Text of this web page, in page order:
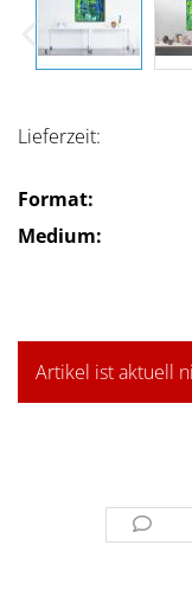
Lieferzeit:
Format:
Medium:
Artikel ist aktuell